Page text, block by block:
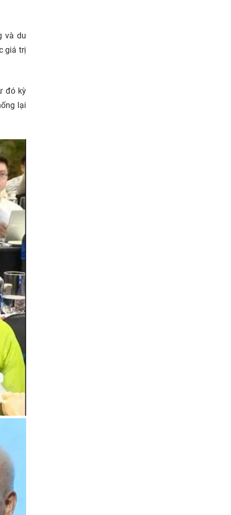
và du
giá trị
đó kỳ
lại